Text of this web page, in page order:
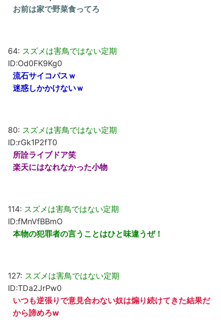
お前は家で野菜食ってろ
64: スズメは害鳥ではない定期
ID:Od0FK9Kg0
流石サイコパスｗ
迷惑しかかけないｗ
80: スズメは害鳥ではない定期
ID:rGk1P2fT0
所詮ライブドア笑
楽天にはなれなかった小物
114: スズメは害鳥ではない定期
ID:fMnVfBBmO
本物の犯罪者の言うことはひと味違うぜ！
127: スズメは害鳥ではない定期
ID:TDa2JrPw0
いつも逆張りで意見合わない奴は煽り続けてきた結果だ
から諦めろw